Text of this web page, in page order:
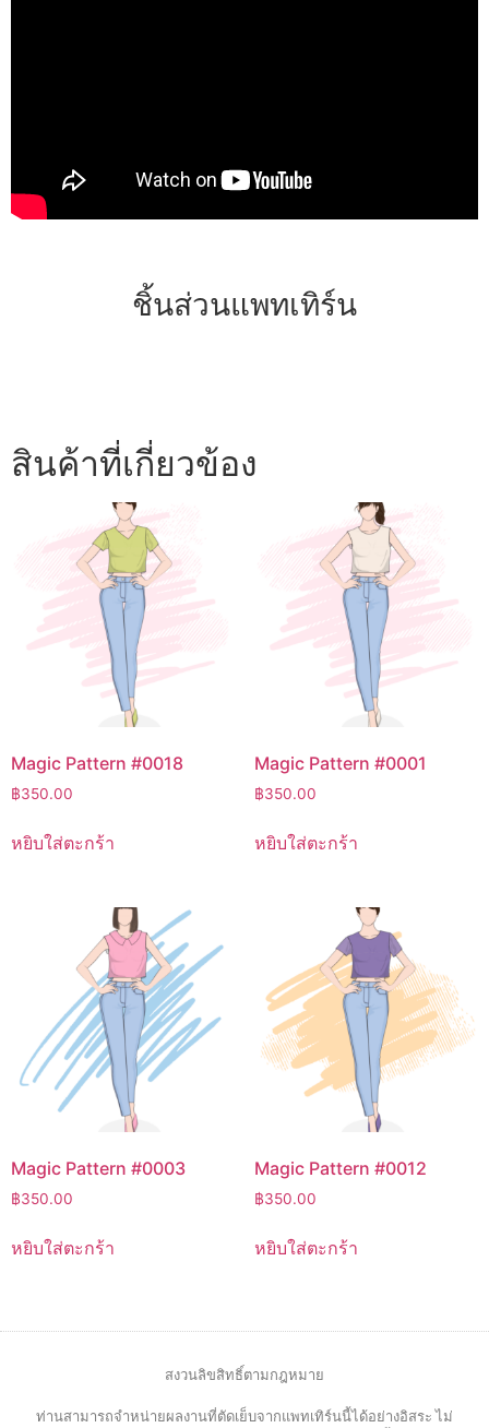
ชิ้นส่วนแพทเทิร์น
สินค้าที่เกี่ยวข้อง
Magic Pattern #0018
฿350.00
หยิบใส่ตะกร้า
Magic Pattern #0001
฿350.00
หยิบใส่ตะกร้า
Magic Pattern #0003
฿350.00
หยิบใส่ตะกร้า
Magic Pattern #0012
฿350.00
หยิบใส่ตะกร้า
สงวนลิขสิทธิ์ตามกฎหมาย
ท่านสามารถจำหน่ายผลงานที่ตัดเย็บจากแพทเทิร์นนี้ได้อย่างอิสระ ไม่